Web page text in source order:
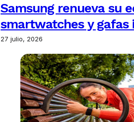
Samsung renueva su
smartwatches y gafas
27 julio, 2026